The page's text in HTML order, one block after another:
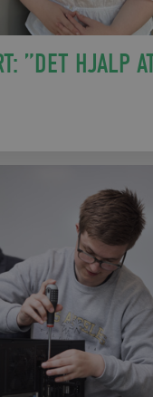
”DET HJALP